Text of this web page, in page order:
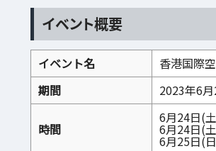
イベント概要
イベント名
香港国際
期間
2023年6
時間
6月24日(
6月24日(
6月25日(